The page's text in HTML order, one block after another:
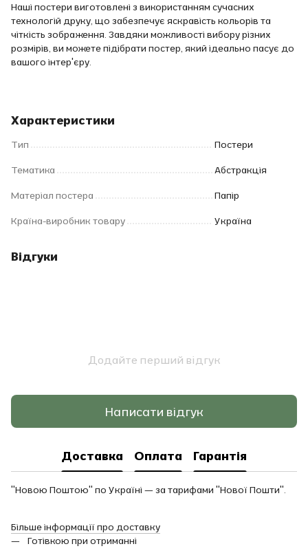
Наші постери виготовлені з використанням сучасних
технологій друку, що забезпечує яскравість кольорів та
чіткість зображення. Завдяки можливості вибору різних
розмірів, ви можете підібрати постер, який ідеально пасує до
вашого інтер'єру.
Характеристики
Тип Постери
Тематика Абстракція
Матеріал постера Папір
Країна-виробник товару Україна
Відгуки
Додайте перший відгук
Написати відгук
Доставка Оплата Гарантія
"Новою Поштою" по Україні — за тарифами "Нової Пошти".
Більше інформації про доставку
Готівкою при отриманні